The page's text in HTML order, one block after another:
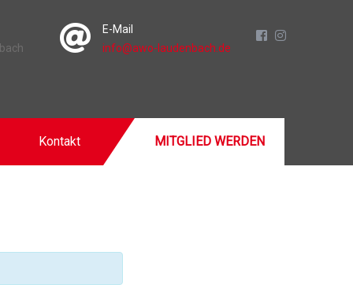
E-Mail
info@awo-laudenbach.de
Kontakt MITGLIED WERDEN